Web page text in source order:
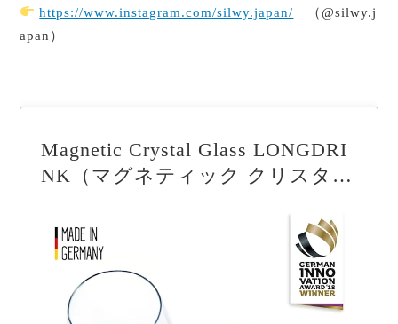
https://www.instagram.com/silwy.japan/ （@silwy.j
apan）
Magnetic Crystal Glass LONGDRI
NK（マグネティック クリスタル